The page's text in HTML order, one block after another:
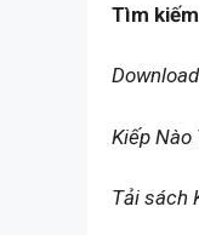
Tìm
Kiếp Nào
Tải sách